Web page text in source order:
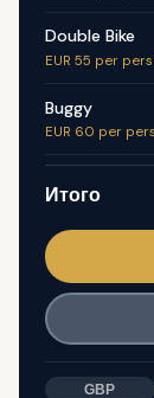
Double Bike
EUR 55 per
Buggy
EUR 60 per
Итого
GBP